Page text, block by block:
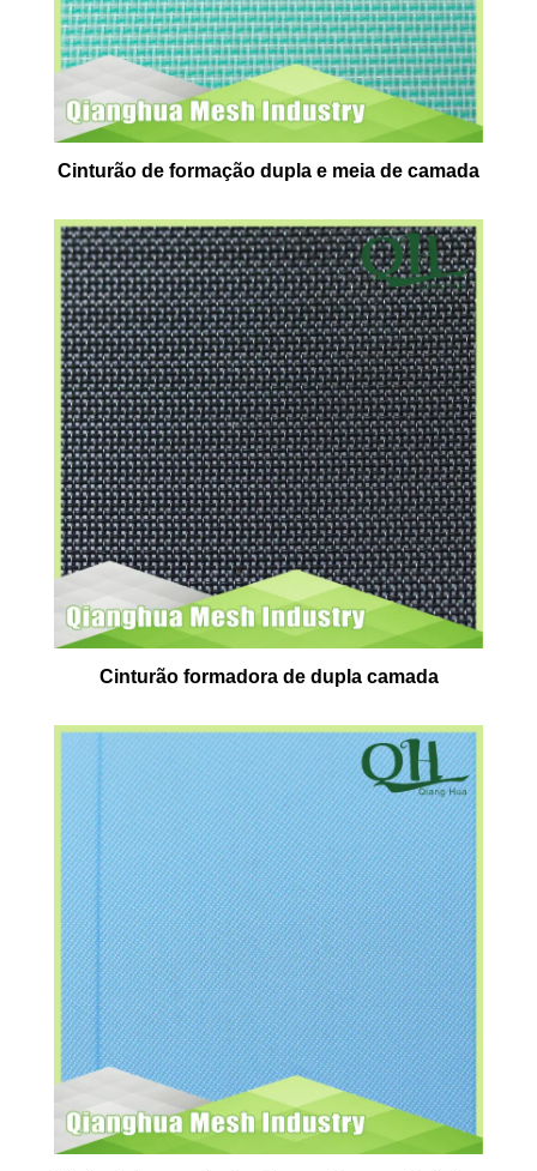
Cinturão de formação dupla e meia de camada
Cinturão formadora de dupla camada